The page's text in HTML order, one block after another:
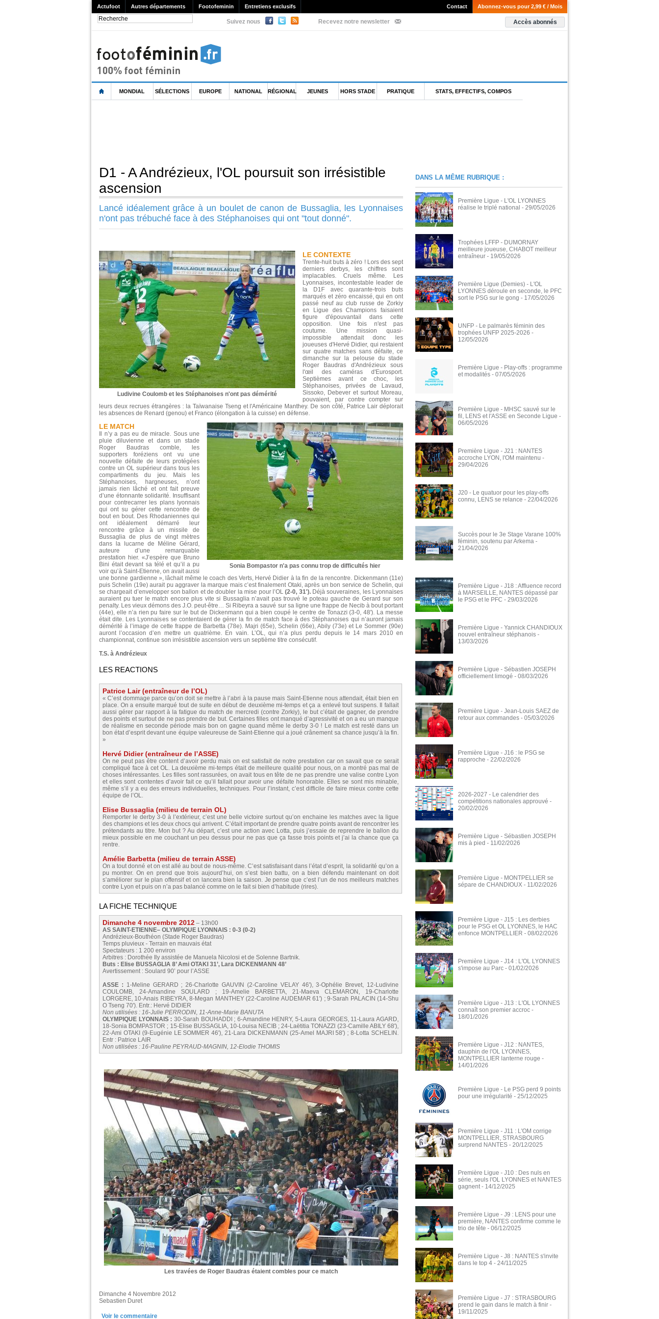
Actufoot Autres départements Footofeminin Entretiens exclusifs Abonnez-vous pour 2,99 € / Mois
Contact
Suivez nous Recevez notre newsletter Accès abonnés
MONDIAL SÉLECTIONS EUROPE NATIONAL RÉGIONAL JEUNES HORS STADE PRATIQUE STATS, EFFECTIFS, COMPOS
D1 - A Andrézieux, l'OL poursuit son irrésistible
ascension
Lancé idéalement grâce à un boulet de canon de Bussaglia, les Lyonnaises
n'ont pas trébuché face à des Stéphanoises qui ont "tout donné".
Ludivine Coulomb et les Stéphanoises n'ont pas démérité
LE CONTEXTE
Trente-huit buts à zéro ! Lors des sept
derniers derbys, les chiffres sont
implacables. Cruels même. Les
Lyonnaises, incontestable leader de
la D1F avec quarante-trois buts
marqués et zéro encaissé, qui en ont
passé neuf au club russe de Zorkiy
en Ligue des Champions faisaient
figure d'épouvantail dans cette
opposition. Une fois n'est pas
coutume. Une mission quasi-
impossible attendait donc les
joueuses d'Hervé Didier, qui restaient
sur quatre matches sans défaite, ce
dimanche sur la pelouse du stade
Roger Baudras d'Andrézieux sous
l'œil des caméras d'Eurosport.
Septièmes avant ce choc, les
Stéphanoises, privées de Lavaud,
Sissoko, Debever et surtout Moreau,
pouvaient, par contre compter sur
leurs deux recrues étrangères : la Taïwanaise Tseng et l'Américaine Manthey. De son côté, Patrice Lair déplorait
les absences de Renard (genou) et Franco (élongation à la cuisse) en défense.
Sonia Bompastor n'a pas connu trop de difficultés hier
LE MATCH
Il n’y a pas eu de miracle. Sous une
pluie diluvienne et dans un stade
Roger Baudras comble, les
supporters foréziens ont vu une
nouvelle défaite de leurs protégées
contre un OL supérieur dans tous les
compartiments du jeu. Mais les
Stéphanoises, hargneuses, n’ont
jamais rien lâché et ont fait preuve
d’une étonnante solidarité. Insuffisant
pour contrecarrer les plans lyonnais
qui ont su gérer cette rencontre de
bout en bout. Des Rhodaniennes qui
ont idéalement démarré leur
rencontre grâce à un missile de
Bussaglia de plus de vingt mètres
dans la lucarne de Méline Gérard,
auteure d’une remarquable
prestation hier. «J’espère que Bruno
Bini était devant sa télé et qu’il a pu
voir qu’à Saint-Etienne, on avait aussi
une bonne gardienne », lâchait même le coach des Verts, Hervé Didier à la fin de la rencontre. Dickenmann (11e)
puis Schelin (19e) aurait pu aggraver la marque mais c’est finalement Otaki, après un bon service de Schelin, qui
se chargeait d’envelopper son ballon et de doubler la mise pour l’OL(2-0, 31'). Déjà souveraines, les Lyonnaises
auraient pu tuer le match encore plus vite si Bussaglia n’avait pas trouvé le poteau gauche de Gerard sur son
penalty. Les vieux démons des J.O. peut-être… Si Ribeyra a sauvé sur sa ligne une frappe de Necib à bout portant
(44e), elle n’a rien pu faire sur le but de Dickenmann qui a bien coupé le centre de Tonazzi (3-0, 48'). La messe
était dite. Les Lyonnaises se contentaient de gérer la fin de match face à des Stéphanoises qui n’auront jamais
démérité à l’image de cette frappe de Barbetta (78e). Majri (65e), Schelin (66e), Abily (73e) et Le Sommer (90e)
auront l’occasion d’en mettre un quatrième. En vain. L’OL, qui n’a plus perdu depuis le 14 mars 2010 en
championnat, continue son irrésistible ascension vers un septième titre consécutif.
T.S. à Andrézieux
LES REACTIONS
Patrice Lair (entraîneur de l’OL)
« C’est dommage parce qu’on doit se mettre à l’abri à la pause mais Saint-Etienne nous attendait, était bien en
place. On a ensuite marqué tout de suite en début de deuxième mi-temps et ça a enlevé tout suspens. Il fallait
aussi gérer par rapport à la fatigue du match de mercredi (contre Zorkiy), le but c’était de gagner, de prendre
des points et surtout de ne pas prendre de but. Certaines filles ont manqué d’agressivité et on a eu un manque
de réalisme en seconde période mais bon on gagne quand même le derby 3-0 ! Le match est resté dans un
bon état d’esprit devant une équipe valeureuse de Saint-Etienne qui a joué crânement sa chance jusqu’à la fin.
»
Hervé Didier (entraîneur de l’ASSE)
On ne peut pas être content d’avoir perdu mais on est satisfait de notre prestation car on savait que ce serait
compliqué face à cet OL. La deuxième mi-temps était de meilleure qualité pour nous, on a montré pas mal de
choses intéressantes. Les filles sont rassurées, on avait tous en tête de ne pas prendre une valise contre Lyon
et elles sont contentes d’avoir fait ce qu’il fallait pour avoir une défaite honorable. Elles se sont mis minable,
même s’il y a eu des erreurs individuelles, techniques. Pour l’instant, c’est difficile de faire mieux contre cette
équipe de l’OL.
Elise Bussaglia (milieu de terrain OL)
Remporter le derby 3-0 à l’extérieur, c’est une belle victoire surtout qu’on enchaine les matches avec la ligue
des champions et les deux chocs qui arrivent. C’était important de prendre quatre points avant de rencontrer les
prétendants au titre. Mon but ? Au départ, c’est une action avec Lotta, puis j’essaie de reprendre le ballon du
mieux possible en me couchant un peu dessus pour ne pas que ça fasse trois points et j’ai la chance que ça
rentre.
Amélie Barbetta (milieu de terrain ASSE)
On a tout donné et on est allé au bout de nous-même. C’est satisfaisant dans l’état d’esprit, la solidarité qu’on a
pu montrer. On en prend que trois aujourd’hui, on s’est bien battu, on a bien défendu maintenant on doit
s’améliorer sur le plan offensif et on lancera bien la saison. Je pense que c’est l’un de nos meilleurs matches
contre Lyon et puis on n’a pas balancé comme on le fait si bien d’habitude (rires).
LA FICHE TECHNIQUE
Dimanche 4 novembre 2012 – 13h00
AS SAINT-ETIENNE– OLYMPIQUE LYONNAIS : 0-3 (0-2)
Andrézieux-Bouthéon (Stade Roger Baudras)
Temps pluvieux - Terrain en mauvais état
Spectateurs : 1 200 environ
Arbitres : Dorothée Ily assistée de Manuela Nicolosi et de Solenne Bartnik.
Buts : Elise BUSSAGLIA 8’ Ami OTAKI 31’, Lara DICKENMANN 48’
Avertissement : Soulard 90’ pour l’ASSE
ASSE : 1-Meline GERARD ; 26-Charlotte GAUVIN (2-Caroline VELAY 46'), 3-Ophélie Brevet, 12-Ludivine
COULOMB, 24-Amandine SOULARD ; 19-Amelie BARBETTA, 21-Maeva CLEMARON, 19-Charlotte
LORGERE, 10-Anais RIBEYRA, 8-Megan MANTHEY (22-Caroline AUDEMAR 61') ; 9-Sarah PALACIN (14-Shu
O Tseng 70'). Entr.: Hervé DIDIER
Non utilisées : 16-Julie PERRODIN, 11-Anne-Marie BANUTA
OLYMPIQUE LYONNAIS : 30-Sarah BOUHADDI ; 6-Amandine HENRY, 5-Laura GEORGES, 11-Laura AGARD,
18-Sonia BOMPASTOR ; 15-Elise BUSSAGLIA, 10-Louisa NECIB ; 24-Laëtitia TONAZZI (23-Camille ABILY 68'),
22-Ami OTAKI (9-Eugénie LE SOMMER 46'), 21-Lara DICKENMANN (25-Amel MAJRI 58') ; 8-Lotta SCHELIN.
Entr : Patrice LAIR
Non utilisées : 16-Pauline PEYRAUD-MAGNIN, 12-Elodie THOMIS
Les travées de Roger Baudras étaient combles pour ce match
Dimanche 4 Novembre 2012
Sebastien Duret
Voir le commentaire
DANS LA MÊME RUBRIQUE :
Première Ligue - L'OL LYONNES
réalise le triplé national - 29/05/2026
Trophées LFFP - DUMORNAY
meilleure joueuse, CHABOT meilleur
entraîneur - 19/05/2026
Première Ligue (Demies) - L'OL
LYONNES déroule en seconde, le PFC
sort le PSG sur le gong - 17/05/2026
UNFP - Le palmarès féminin des
trophées UNFP 2025-2026 -
12/05/2026
Première Ligue - Play-offs : programme
et modalités - 07/05/2026
Première Ligue - MHSC sauvé sur le
fil, LENS et l'ASSE en Seconde Ligue -
06/05/2026
Première Ligue - J21 : NANTES
accroche LYON, l'OM maintenu -
29/04/2026
J20 - Le quatuor pour les play-offs
connu, LENS se relance - 22/04/2026
Succès pour le 3e Stage Varane 100%
féminin, soutenu par Arkema -
21/04/2026
Première Ligue - J18 : Affluence record
à MARSEILLE, NANTES dépassé par
le PSG et le PFC - 29/03/2026
Première Ligue - Yannick CHANDIOUX
nouvel entraîneur stéphanois -
13/03/2026
Première Ligue - Sébastien JOSEPH
officiellement limogé - 08/03/2026
Première Ligue - Jean-Louis SAEZ de
retour aux commandes - 05/03/2026
Première Ligue - J16 : le PSG se
rapproche - 22/02/2026
2026-2027 - Le calendrier des
compétitions nationales approuvé -
20/02/2026
Première Ligue - Sébastien JOSEPH
mis à pied - 11/02/2026
Première Ligue - MONTPELLIER se
sépare de CHANDIOUX - 11/02/2026
Première Ligue - J15 : Les derbies
pour le PSG et OL LYONNES, le HAC
enfonce MONTPELLIER - 08/02/2026
Première Ligue - J14 : L'OL LYONNES
s'impose au Parc - 01/02/2026
Première Ligue - J13 : L'OL LYONNES
connaît son premier accroc -
18/01/2026
Première Ligue - J12 : NANTES,
dauphin de l'OL LYONNES,
MONTPELLIER lanterne rouge -
14/01/2026
Première Ligue - Le PSG perd 9 points
pour une irrégularité - 25/12/2025
Première Ligue - J11 : L'OM corrige
MONTPELLIER, STRASBOURG
surprend NANTES - 20/12/2025
Première Ligue - J10 : Des nuls en
série, seuls l'OL LYONNES et NANTES
gagnent - 14/12/2025
Première Ligue - J9 : LENS pour une
première, NANTES confirme comme le
trio de tête - 06/12/2025
Première Ligue - J8 : NANTES s'invite
dans le top 4 - 24/11/2025
Première Ligue - J7 : STRASBOURG
prend le gain dans le match à finir -
19/11/2025